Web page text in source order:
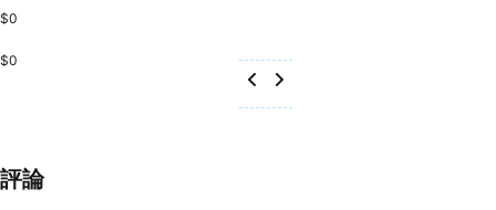
$0
$0
評論